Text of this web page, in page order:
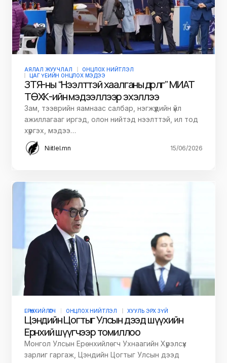
АЯЛАЛ ЖУУЧЛАЛ
ОНЦЛОХ НИЙТЛЭЛ
ЦАГ ҮЕИЙН ОНЦЛОХ МЭДЭЭ
ЗТЯ-ны “Нээлттэй хаалганы өдөрлөг” МИАТ
ТӨХК-ийн мэдээллээр эхэллээ
Зам, тээврийн яамнаас салбар, нэгжүүдийн үйл
ажиллагааг иргэд, олон нийтэд нээлттэй, ил тод
хүргэх, мэдээ…
Niitlel.mn 15/06/2026
ЕРӨНХИЙЛӨГЧ ОНЦЛОХ НИЙТЛЭЛ ХУУЛЬ ЭРХ ЗҮЙ
Цэндийн Цогтыг Улсын дээд шүүхийн
Ерөнхий шүүгчээр томиллоо
Монгол Улсын Ерөнхийлөгч Ухнаагийн Хүрэлсүх
зарлиг гаргаж, Цэндийн Цогтыг Улсын дээд